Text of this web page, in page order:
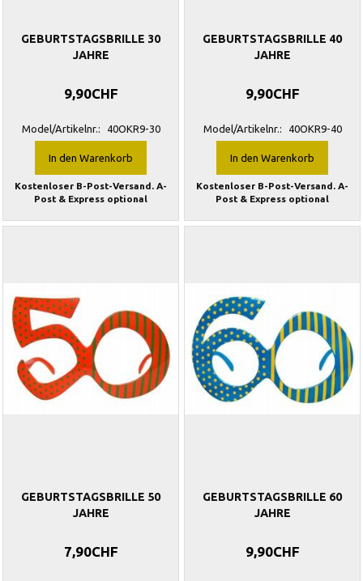
GEBURTSTAGSBRILLE 30
JAHRE
9,90CHF
Model/Artikelnr.: 40OKR9-30
In den Warenkorb
Kostenloser B-Post-Versand. A-
Post & Express optional
GEBURTSTAGSBRILLE 40
JAHRE
9,90CHF
Model/Artikelnr.: 40OKR9-40
In den Warenkorb
Kostenloser B-Post-Versand. A-
Post & Express optional
GEBURTSTAGSBRILLE 50
JAHRE
7,90CHF
GEBURTSTAGSBRILLE 60
JAHRE
9,90CHF